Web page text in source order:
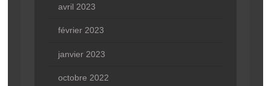
avril 2023
février 2023
janvier 2023
octobre 2022